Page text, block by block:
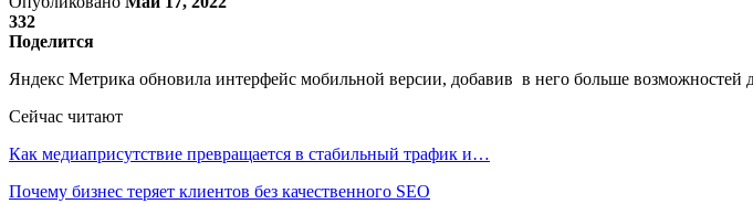
332
Поделится
Яндекс Метрика обновила интерфейс мобильной версии, добавив в него больше возможностей
Сейчас читают
Как медиаприсутствие превращается в стабильный трафик и…
Почему бизнес теряет клиентов без качественного SEO